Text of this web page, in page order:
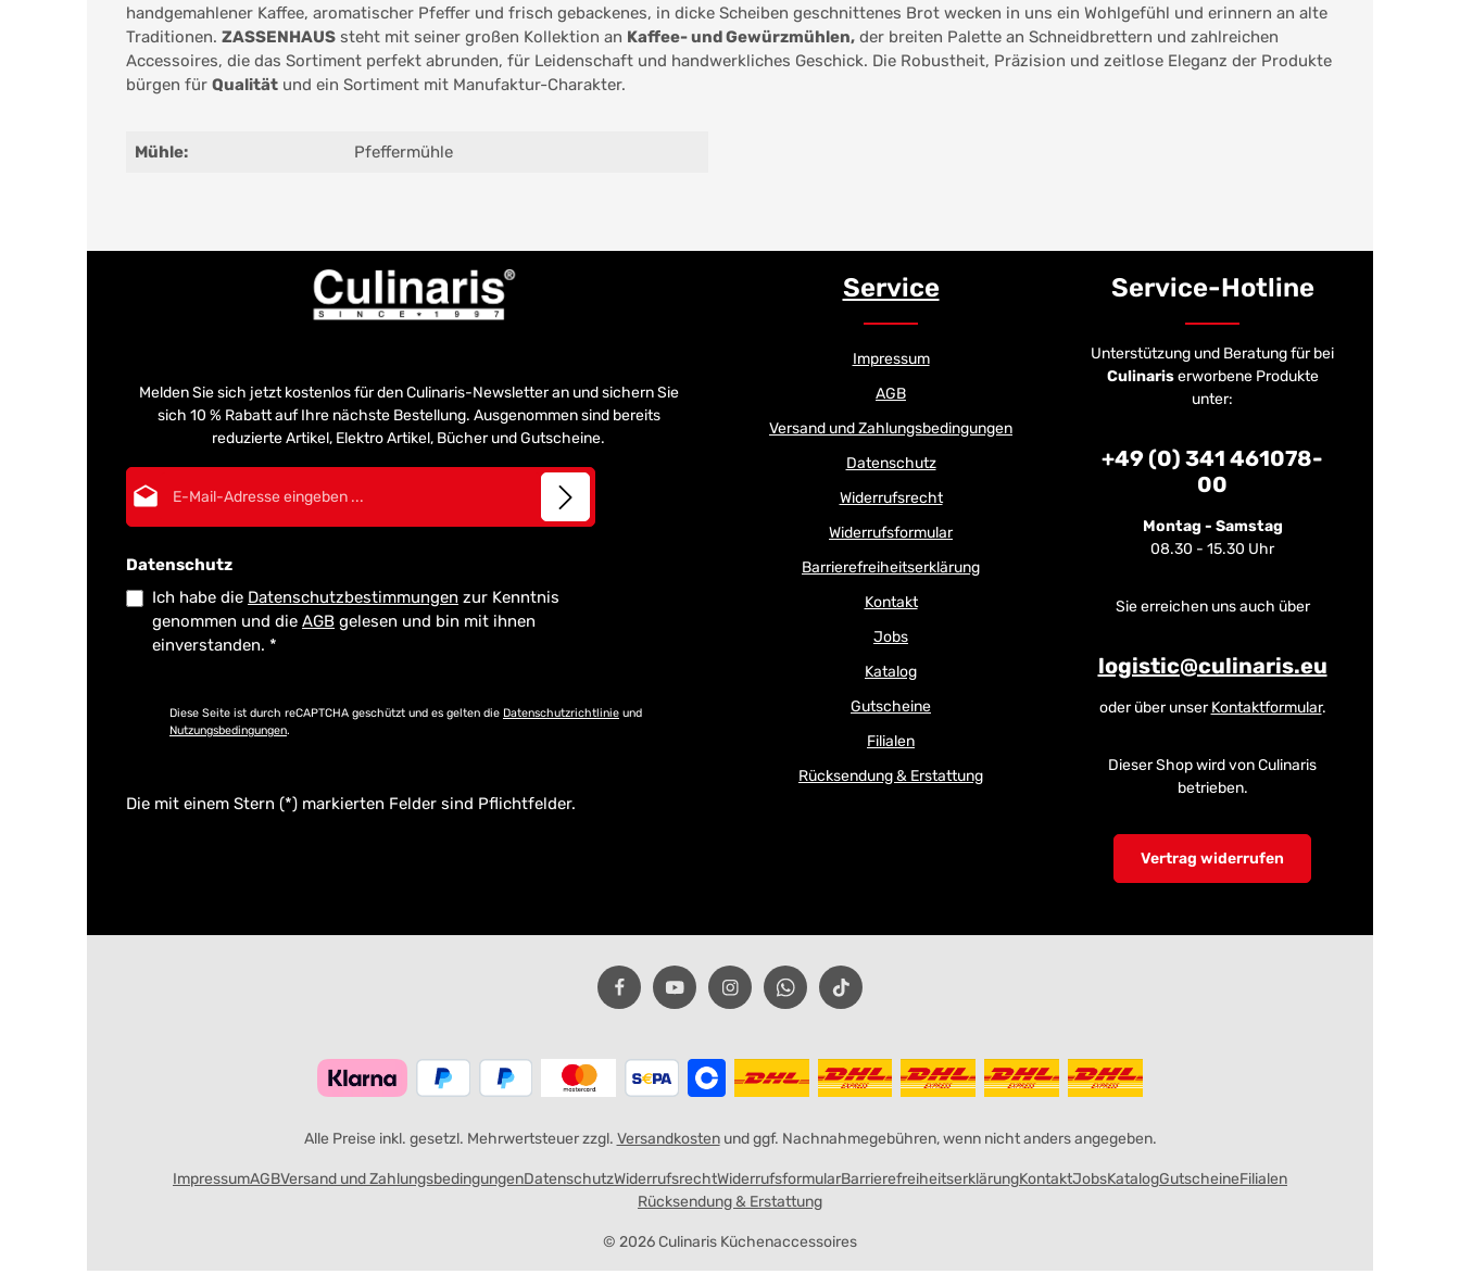
handgemahlener Kaffee, aromatischer Pfeffer und frisch gebackenes, in dicke Scheiben geschnittenes Brot wecken in uns ein Wohlgefühl und erinnern an alte
Traditionen. ZASSENHAUS steht mit seiner großen Kollektion an Kaffee- und Gewürzmühlen, der breiten Palette an Schneidbrettern und zahlreichen
Accessoires, die das Sortiment perfekt abrunden, für Leidenschaft und handwerkliches Geschick. Die Robustheit, Präzision und zeitlose Eleganz der Produkte
bürgen für Qualität und ein Sortiment mit Manufaktur-Charakter.
Mühle: Pfeffermühle
Melden Sie sich jetzt kostenlos für den Culinaris-Newsletter an und sichern Sie
sich 10 % Rabatt auf Ihre nächste Bestellung. Ausgenommen sind bereits
reduzierte Artikel, Elektro Artikel, Bücher und Gutscheine.
Datenschutz
Ich habe die Datenschutzbestimmungen zur Kenntnis
genommen und die AGB gelesen und bin mit ihnen
einverstanden. *
Diese Seite ist durch reCAPTCHA geschützt und es gelten die Datenschutzrichtlinie und
Nutzungsbedingungen.
Die mit einem Stern (*) markierten Felder sind Pflichtfelder.
Service
Impressum
AGB
Versand und Zahlungsbedingungen
Datenschutz
Widerrufsrecht
Widerrufsformular
Barrierefreiheitserklärung
Kontakt
Jobs
Katalog
Gutscheine
Filialen
Rücksendung & Erstattung
Service-Hotline
Unterstützung und Beratung für bei
Culinariserworbene Produkte
unter:
+49 (0) 341 461078-
00
Montag - Samstag
08.30 - 15.30 Uhr
Sie erreichen uns auch über
logistic@culinaris.eu
oder über unserKontaktformular.
Dieser Shop wird von Culinaris
betrieben.
Vertrag widerrufen
Alle Preise inkl. gesetzl. Mehrwertsteuer zzgl. Versandkostenund ggf. Nachnahmegebühren, wenn nicht anders angegeben.
© 2026 Culinaris Küchenaccessoires
ImpressumAGBVersand und ZahlungsbedingungenDatenschutzWiderrufsrechtWiderrufsformularBarrierefreiheitserklärungKontaktJobsKatalogGutscheineFilialen
Rücksendung & Erstattung